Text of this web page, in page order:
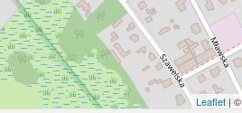
Leaflet | ©